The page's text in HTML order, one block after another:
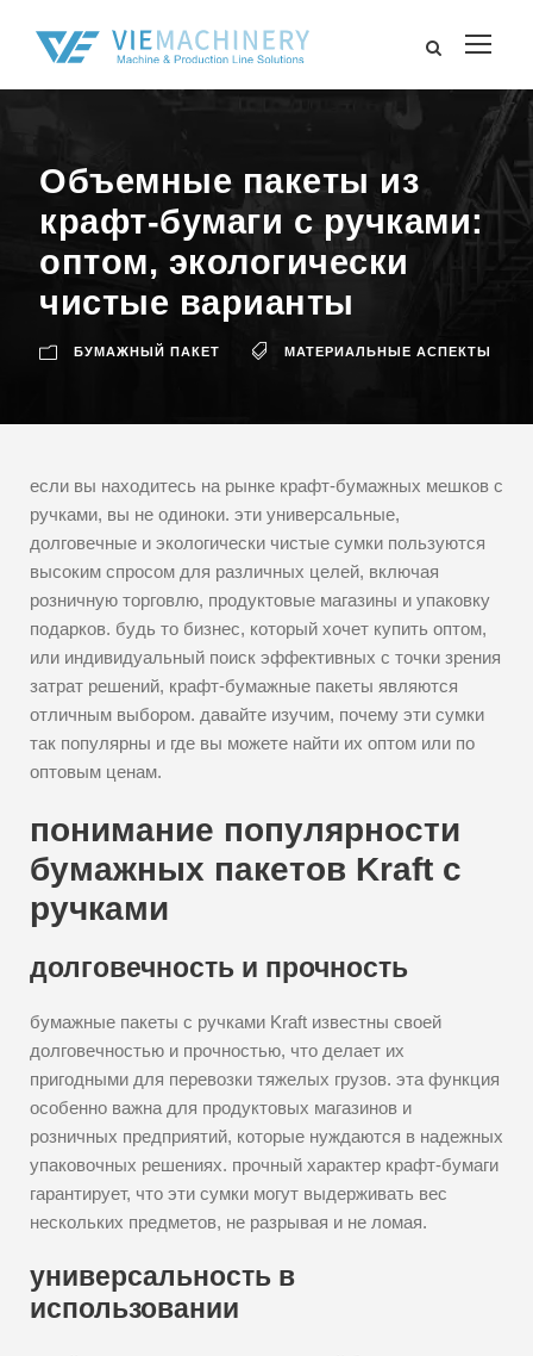
Объемные пакеты из
крафт-бумаги с ручками:
оптом, экологически
чистые варианты
БУМАЖНЫЙ ПАКЕТ МАТЕРИАЛЬНЫЕ АСПЕКТЫ
если вы находитесь на рынке крафт-бумажных мешков с
ручками, вы не одиноки. эти универсальные,
долговечные и экологически чистые сумки пользуются
высоким спросом для различных целей, включая
розничную торговлю, продуктовые магазины и упаковку
подарков. будь то бизнес, который хочет купить оптом,
или индивидуальный поиск эффективных с точки зрения
затрат решений, крафт-бумажные пакеты являются
отличным выбором. давайте изучим, почему эти сумки
так популярны и где вы можете найти их оптом или по
оптовым ценам.
понимание популярности
бумажных пакетов Kraft с
ручками
долговечность и прочность
бумажные пакеты с ручками Kraft известны своей
долговечностью и прочностью, что делает их
пригодными для перевозки тяжелых грузов. эта функция
особенно важна для продуктовых магазинов и
розничных предприятий, которые нуждаются в надежных
упаковочных решениях. прочный характер крафт-бумаги
гарантирует, что эти сумки могут выдерживать вес
нескольких предметов, не разрывая и не ломая.
универсальность в
использовании